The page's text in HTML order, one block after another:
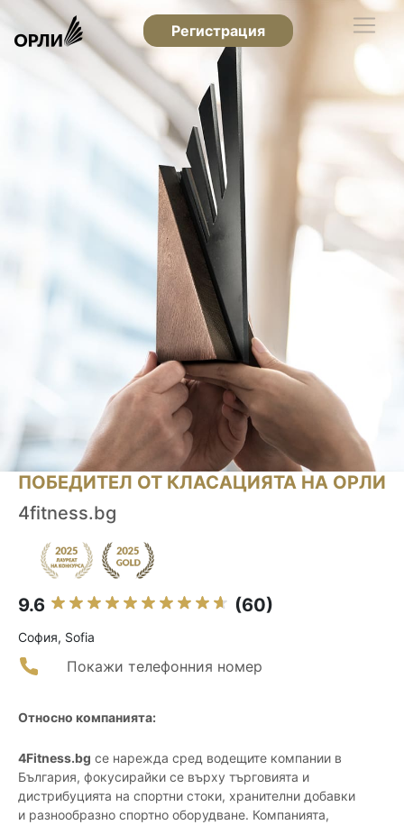
Регистрация
ПОБЕДИТЕЛ ОТ КЛАСАЦИЯТА НА ОРЛИ
4fitness.bg
9.6 (60)
София, Sofia
Покажи телефонния номер
Относно компанията:
4Fitness.bg се нарежда сред водещите компании в
България, фокусирайки се върху търговията и
дистрибуцията на спортни стоки, хранителни добавки
и разнообразно спортно оборудване. Компанията,